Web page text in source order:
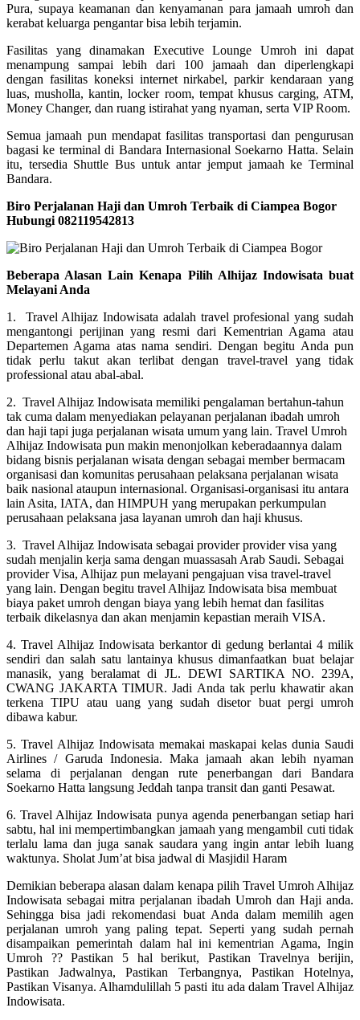
Pura, supaya keamanan dan kenyamanan para jamaah umroh dan
kerabat keluarga pengantar bisa lebih terjamin.
Fasilitas yang dinamakan Executive Lounge Umroh ini dapat
menampung sampai lebih dari 100 jamaah dan diperlengkapi
dengan fasilitas koneksi internet nirkabel, parkir kendaraan yang
luas, musholla, kantin, locker room, tempat khusus carging, ATM,
Money Changer, dan ruang istirahat yang nyaman, serta VIP Room.
Semua jamaah pun mendapat fasilitas transportasi dan pengurusan
bagasi ke terminal di Bandara Internasional Soekarno Hatta. Selain
itu, tersedia Shuttle Bus untuk antar jemput jamaah ke Terminal
Bandara.
Biro Perjalanan Haji dan Umroh Terbaik di Ciampea Bogor
Hubungi 082119542813
Beberapa Alasan Lain Kenapa Pilih Alhijaz Indowisata buat
Melayani Anda
1. Travel Alhijaz Indowisata adalah travel profesional yang sudah
mengantongi perijinan yang resmi dari Kementrian Agama atau
Departemen Agama atas nama sendiri. Dengan begitu Anda pun
tidak perlu takut akan terlibat dengan travel-travel yang tidak
professional atau abal-abal.
2. Travel Alhijaz Indowisata memiliki pengalaman bertahun-tahun
tak cuma dalam menyediakan pelayanan perjalanan ibadah umroh
dan haji tapi juga perjalanan wisata umum yang lain. Travel Umroh
Alhijaz Indowisata pun makin menonjolkan keberadaannya dalam
bidang bisnis perjalanan wisata dengan sebagai member bermacam
organisasi dan komunitas perusahaan pelaksana perjalanan wisata
baik nasional ataupun internasional. Organisasi-organisasi itu antara
lain Asita, IATA, dan HIMPUH yang merupakan perkumpulan
perusahaan pelaksana jasa layanan umroh dan haji khusus.
3. Travel Alhijaz Indowisata sebagai provider provider visa yang
sudah menjalin kerja sama dengan muassasah Arab Saudi. Sebagai
provider Visa, Alhijaz pun melayani pengajuan visa travel-travel
yang lain. Dengan begitu travel Alhijaz Indowisata bisa membuat
biaya paket umroh dengan biaya yang lebih hemat dan fasilitas
terbaik dikelasnya dan akan menjamin kepastian meraih VISA.
4. Travel Alhijaz Indowisata berkantor di gedung berlantai 4 milik
sendiri dan salah satu lantainya khusus dimanfaatkan buat belajar
manasik, yang beralamat di JL. DEWI SARTIKA NO. 239A,
CWANG JAKARTA TIMUR. Jadi Anda tak perlu khawatir akan
terkena TIPU atau uang yang sudah disetor buat pergi umroh
dibawa kabur.
5. Travel Alhijaz Indowisata memakai maskapai kelas dunia Saudi
Airlines / Garuda Indonesia. Maka jamaah akan lebih nyaman
selama di perjalanan dengan rute penerbangan dari Bandara
Soekarno Hatta langsung Jeddah tanpa transit dan ganti Pesawat.
6. Travel Alhijaz Indowisata punya agenda penerbangan setiap hari
sabtu, hal ini mempertimbangkan jamaah yang mengambil cuti tidak
terlalu lama dan juga sanak saudara yang ingin antar lebih luang
waktunya. Sholat Jum’at bisa jadwal di Masjidil Haram
Demikian beberapa alasan dalam kenapa pilih Travel Umroh Alhijaz
Indowisata sebagai mitra perjalanan ibadah Umroh dan Haji anda.
Sehingga bisa jadi rekomendasi buat Anda dalam memilih agen
perjalanan umroh yang paling tepat. Seperti yang sudah pernah
disampaikan pemerintah dalam hal ini kementrian Agama, Ingin
Umroh ?? Pastikan 5 hal berikut, Pastikan Travelnya berijin,
Pastikan Jadwalnya, Pastikan Terbangnya, Pastikan Hotelnya,
Pastikan Visanya. Alhamdulillah 5 pasti itu ada dalam Travel Alhijaz
Indowisata.